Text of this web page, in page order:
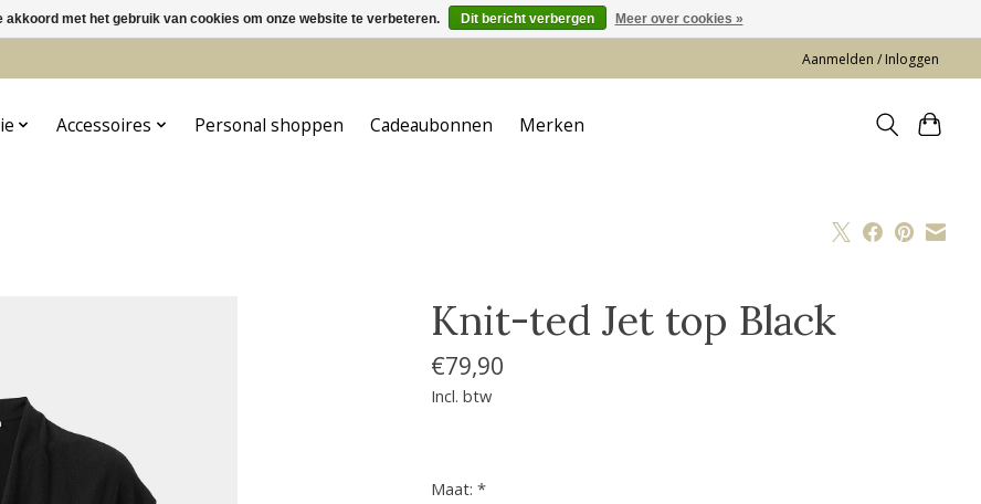
Aanmelden / Inloggen
Accessoires Personal shoppen Cadeaubonnen Merken
Knit-ted Jet top Black
€79,90
Incl. btw
Maat: *
akkoord met het gebruik van cookies om onze website te verbeteren. Dit bericht verbergen Meer over cookies »